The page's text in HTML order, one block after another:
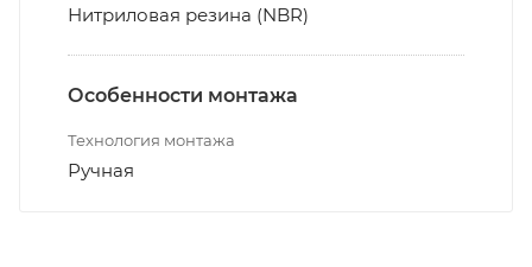
Нитриловая резина (NBR)
Особенности монтажа
Технология монтажа
Ручная